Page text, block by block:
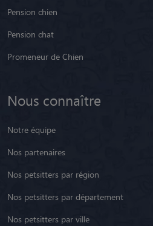
Pension chien
Pension chat
Promeneur de Chien
Nous connaître
Notre équipe
Nos partenaires
Nos petsitters par région
Nos petsitters par département
Nos petsitters par ville